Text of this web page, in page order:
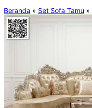
Beranda » Set Sofa Tamu »